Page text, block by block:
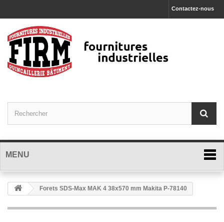
Contactez-nous
MENU
Forets SDS-Max MAK 4 38x570 mm Makita P-78140